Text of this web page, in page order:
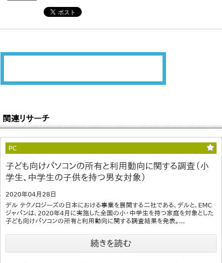
関連リサーチ
PC
子ども向けパソコンの所有と利用動向に関する調査（小
学生、中学生の子供を持つ男女対象）
2020年04月28日
デル テクノロジーズの日本における事業を展開する二社である、デルと、EMC
ジャパンは、2020年4月に実施した全国の小・中学生を持つ家庭を対象とした
子ども向けパソコンの所有と利用動向に関する調査結果を発表。...
続きを読む